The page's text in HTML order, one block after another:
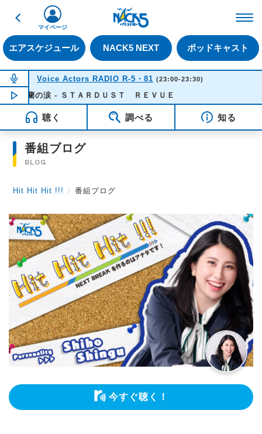
戻る
エアスケジュール NACK5 NEXT ポッドキャスト
マイページ
NOW ON AIR
Voice Actors RADIO R-5・81 (23:00-23:30)
NOW PLAYING23:23
木蘭の涙 - ＳＴＡＲＤＵＳＴ ＲＥＶＵＥ
聴く 調べる 知る
番組ブログ
BLOG
Hit Hit Hit !!! 〉番組ブログ
今すぐ聴く！